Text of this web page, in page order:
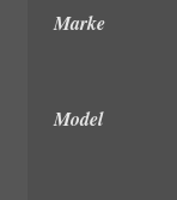
Marke
Model